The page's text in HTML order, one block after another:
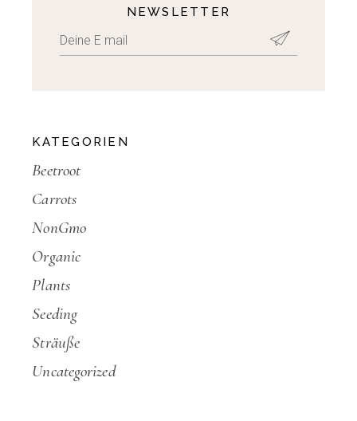
NEWSLETTER
KATEGORIEN
Beetroot
Carrots
NonGmo
Organic
Plants
Seeding
Sträuße
Uncategorized
Special